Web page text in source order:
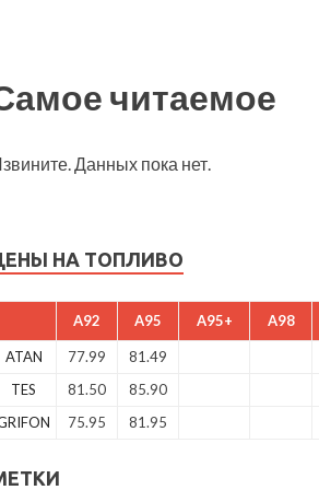
читаемое
Данных пока нет.
НА ТОПЛИВО
A92 A95 A95+ A98
ATAN 77.99 81.49
TES
81.50 85.90
75.95 81.95